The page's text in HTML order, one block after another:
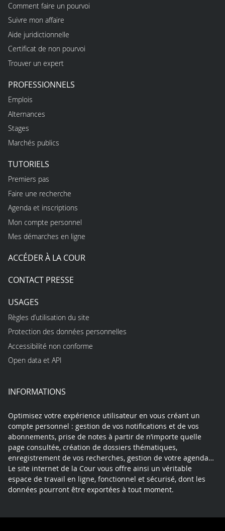
Comment faire un pourvoi
Suivre mon affaire
Aide juridictionnelle
Certificat de non pourvoi
Trouver un expert
PROFESSIONNELS
Emplois
Alternances
Stages
Marchés publics
TUTORIELS
Premiers pas
Faire une recherche
Agenda et inscriptions
Mon compte personnel
Mes démarches en ligne
ACCÉDER À LA COUR
CONTACT PRESSE
USAGES
Règles d’utilisation du site
Protection des données personnelles
Accessibilité non conforme
Open data et API
INFORMATIONS
Optimisez votre expérience utilisateur en vous créant un
compte personnel : gestion de vos notifications et de vos
abonnements, prise de notes à partir de n’importe quelle
page consultée, création de dossiers thématiques,
enregistrement de vos recherches, gestion de votre agenda…
Le site internet de la Cour vous offre ainsi un véritable
espace de travail en ligne, fonctionnel et sécurisé, dont les
données pourront être exportées à tout moment.